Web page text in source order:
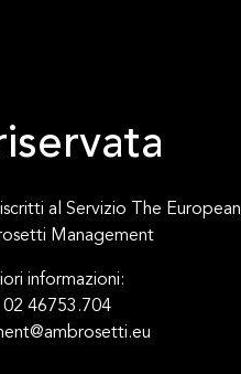
al Servizio The European
Management
informazioni:
46753.704